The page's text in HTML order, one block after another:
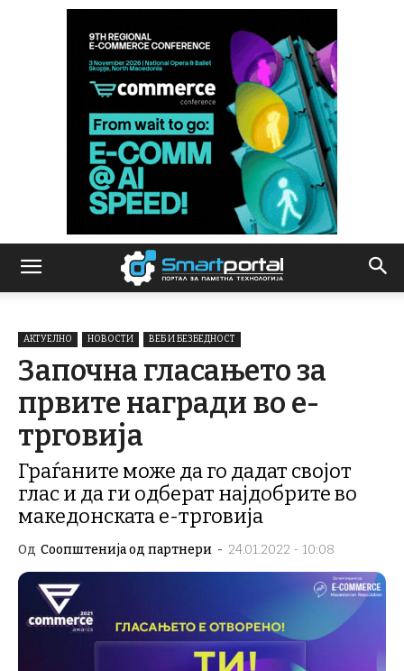
АКТУЕЛНО НОВОСТИ ВЕБ И БЕЗБЕДНОСТ
Започна гласањето за
првите награди во е-
трговија
Граѓаните може да го дадат својот
глас и да ги одберат најдобрите во
македонската е-трговија
Од Соопштенија од партнери - 24.01.2022 - 10:08